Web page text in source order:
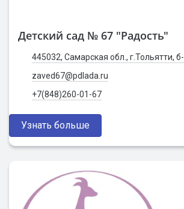
Детский сад № 67 "Радость"
445032, Самарская обл., г.Тольятти,
zaved67@pdlada.ru
+7(848)260-01-67
Узнать больше